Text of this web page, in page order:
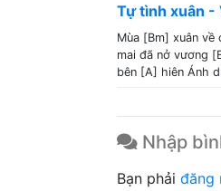
Tự tình xuân -
Mùa [Bm] xuân về
mai đã nở vương
bên [A] hiên Ánh
Nhập
Bạn phải đăng